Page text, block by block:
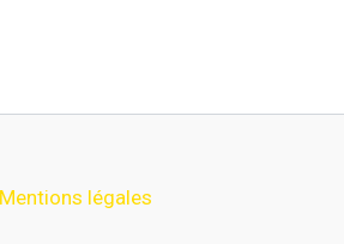
Mentions légales